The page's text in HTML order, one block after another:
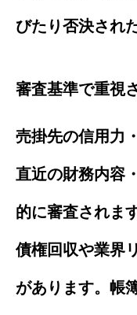
びたり否決され
審査基準で重視
売掛先の信用力
直近の財務内容
的に審査されま
債権回収や業界
があります。帳